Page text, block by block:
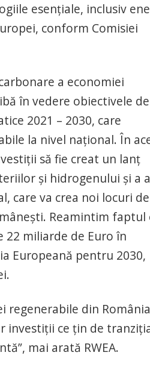
esențiale, inclusiv
conform Comisiei
a economiei
în vedere obiectivele de
2021 – 2030, care
la nivel național. În
să fie creat un lanț
și hidrogenului și a
care va crea noi locuri de
Reamintim faptul
22 miliarde de Euro în
Europeană pentru 2030,
regenerabile din
investiții ce țin de
mai arată RWEA.